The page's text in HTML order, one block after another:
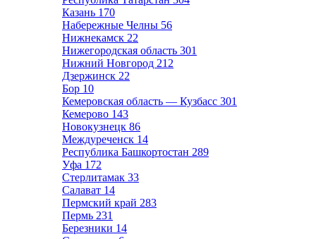
Казань 170
Набережные Челны 56
Нижнекамск 22
Нижегородская область 301
Нижний Новгород 212
Дзержинск 22
Бор 10
Кемеровская область — Кузбасс 301
Кемерово 143
Новокузнецк 86
Междуреченск 14
Республика Башкортостан 289
Уфа 172
Стерлитамак 33
Салават 14
Пермский край 283
Пермь 231
Березники 14